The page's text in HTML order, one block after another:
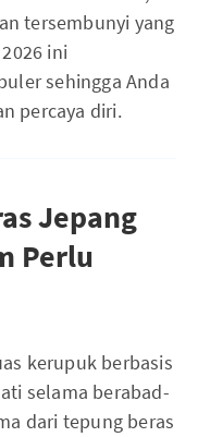
tersembunyi yang
ini
sehingga Anda
percaya diri.
Jepang
Perlu
kerupuk berbasis
selama berabad-
dari tepung beras